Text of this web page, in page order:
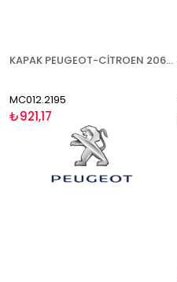
KAPAK PEUGEOT-CİTROEN 206 XSARA PİCASSO (C2 C3 1007 2003-) 1998-2003 ASTARLI SAĞ
MC012.2195
₺921,17